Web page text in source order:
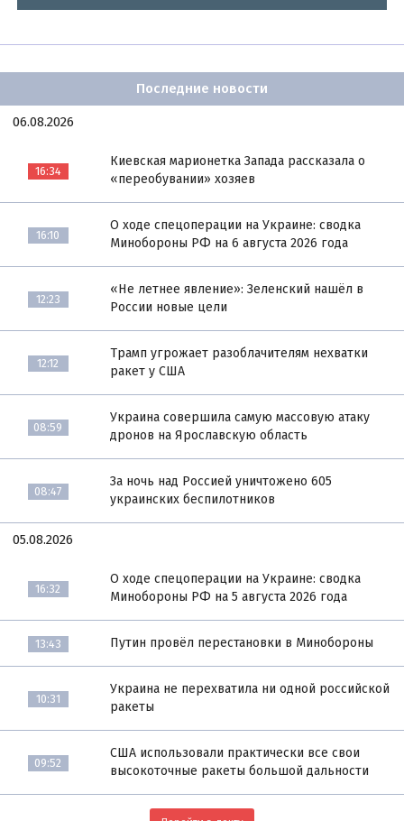
Последние новости
06.08.2026
16:34
Киевская марионетка Запада рассказала о
«переобувании» хозяев
16:10
О ходе спецоперации на Украине: сводка
Минобороны РФ на 6 августа 2026 года
12:23
«Не летнее явление»: Зеленский нашёл в
России новые цели
12:12
Трамп угрожает разоблачителям нехватки
ракет у США
08:59
Украина совершила самую массовую атаку
дронов на Ярославскую область
08:47
За ночь над Россией уничтожено 605
украинских беспилотников
05.08.2026
16:32
О ходе спецоперации на Украине: сводка
Минобороны РФ на 5 августа 2026 года
13:43 Путин провёл перестановки в Минобороны
10:31
Украина не перехватила ни одной российской
ракеты
09:52
США использовали практически все свои
высокоточные ракеты большой дальности